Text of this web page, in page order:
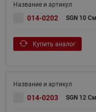
014-0202 SGN 10
Купить аналог
014-0203 SGN 12